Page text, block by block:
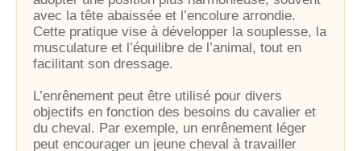
avec la tête abaissée et l’encolure arrondie.
Cette pratique vise à développer la souplesse, la
musculature et l’équilibre de l’animal, tout en
facilitant son dressage.
L’enrênement peut être utilisé pour divers
objectifs en fonction des besoins du cavalier et
du cheval. Par exemple, un enrênement léger
peut encourager un jeune cheval à travailler